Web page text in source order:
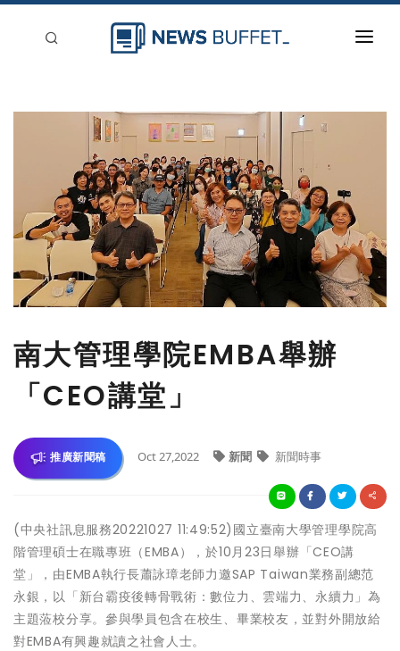
刊登
南大管理學院EMBA舉辦
「CEO講堂」
推廣新聞稿 Oct 27,2022 新聞 新聞時事
(中央社訊息服務20221027 11:49:52)國立臺南大學管理學院高
階管理碩士在職專班（EMBA），於10月23日舉辦「CEO講
堂」，由EMBA執行長蕭詠璋老師力邀SAP Taiwan業務副總范
永銀，以「新台霸疫後轉骨戰術：數位力、雲端力、永續力」為
主題蒞校分享。參與學員包含在校生、畢業校友，並對外開放給
對EMBA有興趣就讀之社會人士。